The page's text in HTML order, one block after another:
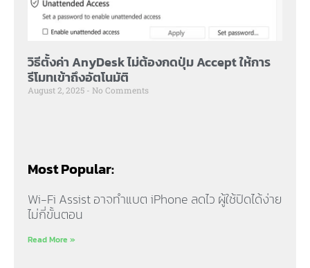
วิธีตั้งค่า AnyDesk ไม่ต้องกดปุ่ม Accept ให้การ
รีโมทเข้าถึงอัตโนมัติ
August 2, 2025 No Comments
Most Popular:
Wi-Fi Assist อาจทำแบต iPhone ลดไว ผู้ใช้ปิดได้ง่าย
ไม่กี่ขั้นตอน
Read More »